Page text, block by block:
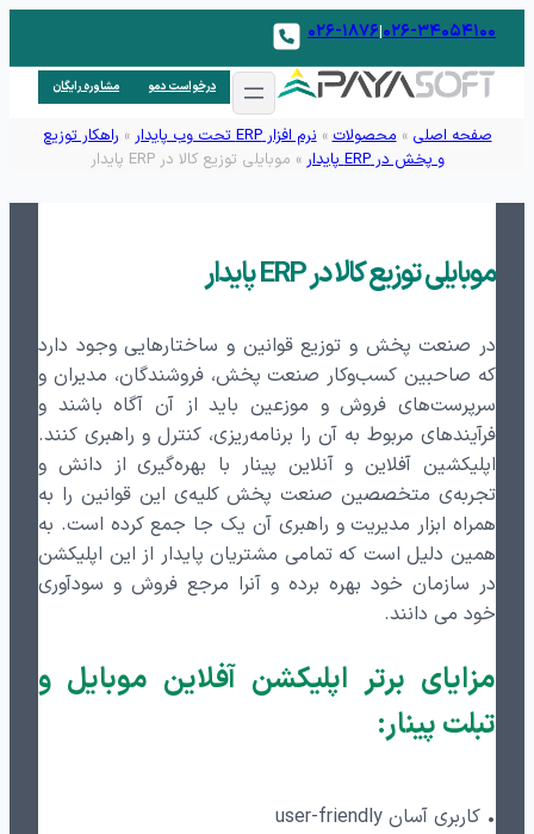
۰۲۶-۳۴۰۵۴۱۰۰۰۲۶-۱۸۷۶
درخواست دمو مشاوره رایگان
صفحه اصلی »محصولات»نرم افزار ERP تحت وب پایدار » راهکار توزیع
و پخش در ERP پایدار
» موبایلی توزیع کالا در ERP پایدار
موبایلی توزیع کالا در ERP پایدار
در صنعت پخش و توزیع قوانین و ساختارهایی وجود دارد
که صاحبین کسب‌وکار صنعت پخش، فروشندگان، مدیران و
سرپرست‌های فروش و موزعین باید از آن آگاه باشند و
فرآیندهای مربوط به آن را برنامه‌ریزی، کنترل و راهبری کنند.
اپلیکشین آفلاین و آنلاین پینار با بهره‌گیری از دانش و
تجربه‌ی متخصصین صنعت پخش کلیه‌ی این قوانین را به
همراه ابزار مدیریت و راهبری آن یک جا جمع کرده است. به
همین دلیل است که تمامی مشتریان پایدار از این اپلیکشن
در سازمان خود بهره برده و آنرا مرجع فروش و سودآوری
خود می دانند.
مزایای برتر اپلیکشن آفلاین موبایل و
تبلت پینار:
• کاربری آسان user-friendly